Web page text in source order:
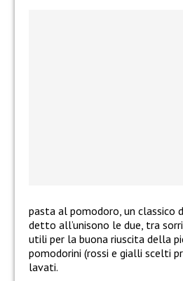
pasta al pomodoro, un classico
detto all’unisono le due, tra
utili per la buona riuscita della
pomodorini (rossi e gialli scelti
lavati.